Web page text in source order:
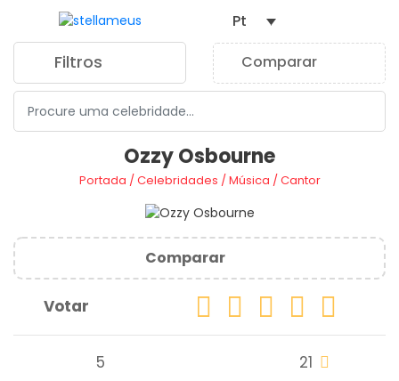
Filtros Comparar
Pt
Ozzy Osbourne
Portada /Celebridades /Música /Cantor
Comparar
Votar
5 21